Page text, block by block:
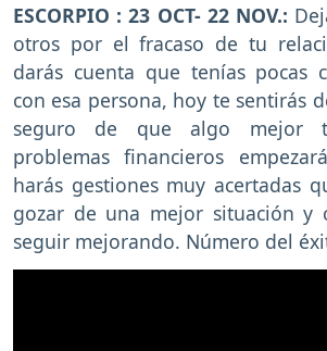
ESCORPIO : 23 OCT- 22 NOV.:
otros por el fracaso de tu
darás cuenta que tenías pocas
con esa persona, hoy te sentirás
seguro de que algo mejor
problemas financieros
harás gestiones muy acertadas
gozar de una mejor situación y
seguir mejorando. Número del